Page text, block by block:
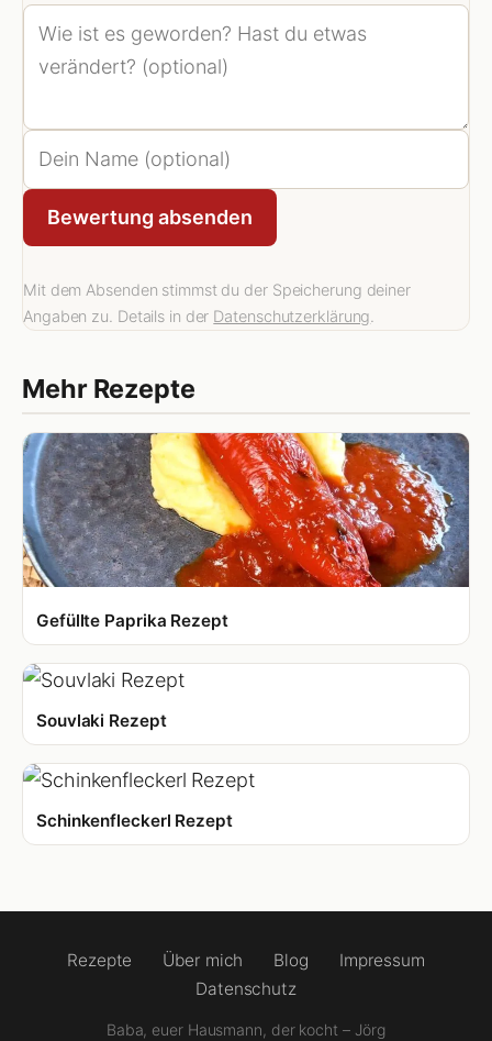
Bewertung absenden
Mit dem Absenden stimmst du der Speicherung deiner
Angaben zu. Details in der Datenschutzerklärung
Mehr Rezepte
Gefüllte Paprika Rezept
Souvlaki Rezept
Schinkenfleckerl Rezept
Rezepte Über mich Blog
Impressum
Datenschutz
Baba, euer Hausmann, der kocht – Jörg